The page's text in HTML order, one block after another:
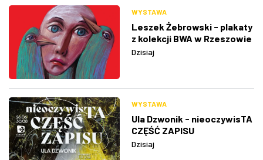
WYSTAWA
Leszek Żebrowski - plakaty
z kolekcji BWA w Rzeszowie
Dzisiaj
WYSTAWA
Ula Dzwonik - nieoczywisTA
CZĘŚĆ ZAPISU
Dzisiaj